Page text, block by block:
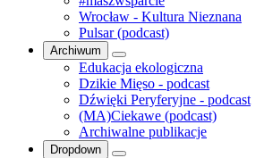
Wrocław - Kultura Nieznana
Pulsar (podcast)
Archiwum
Edukacja ekologiczna
Dzikie Mięso - podcast
Dźwięki Peryferyjne - podcast
(MA)Ciekawe (podcast)
Archiwalne publikacje
Dropdown